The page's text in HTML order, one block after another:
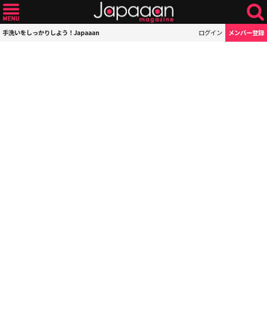
手洗いをしっかりしよう！Japaaan ログイン メンバー登録